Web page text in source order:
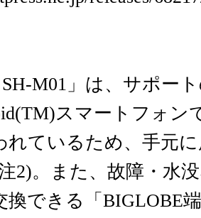
M01」は、サポー
スマートフォン
れているため、手元
2)。また、故障・水
換できる「BIGLOBE